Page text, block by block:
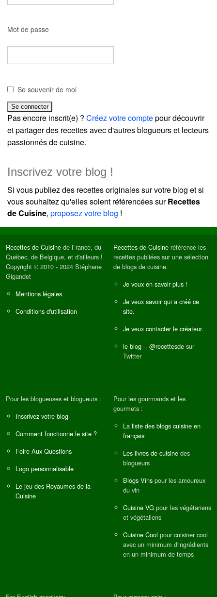
Mot de passe
Se souvenir de moi
Pas encore inscrit(e) ? Créez votre comptepour découvrir
et partager des recettes avec d'autres blogueurs et lecteurs
passionnés de cuisine.
Inscrivez votre blog !
Si vous publiez des recettes originales sur votre blog et si
vous souhaitez qu'elles soient référencées surRecettes
de Cuisine, proposez votre blog !
Recettes de Cuisine de France, du
Québec, de Belgique, et d'ailleurs !
Copyright © 2010 - 2024 Stéphane
Gigandet
Mentions légales
Conditions d'utilisation
Recettes de Cuisine référence les
recettes publiées sur une sélection
de blogs de cuisine.
Je veux en savoir plus !
Je veux savoir qui a créé ce
site.
Je veux contacter le créateur.
le blog -- @recettesde sur
Twitter
Pour les blogueuses et blogueurs :
Inscrivez votre blog
Comment fonctionne le site ?
Foire Aux Questions
Logo personnalisable
Le jeu des Royaumes de la
Cuisine
Pour les gourmands et les
gourmets :
La liste des blogs cuisine en
français
Les livres de cuisine des
blogueurs
Blogs Vins pour les amoureux
du vin
Cuisine VG pour les végétariens
et végétaliens
Cuisine Cool pour cuisiner cool
avec un minimum d'ingrédients
en un minimum de temps